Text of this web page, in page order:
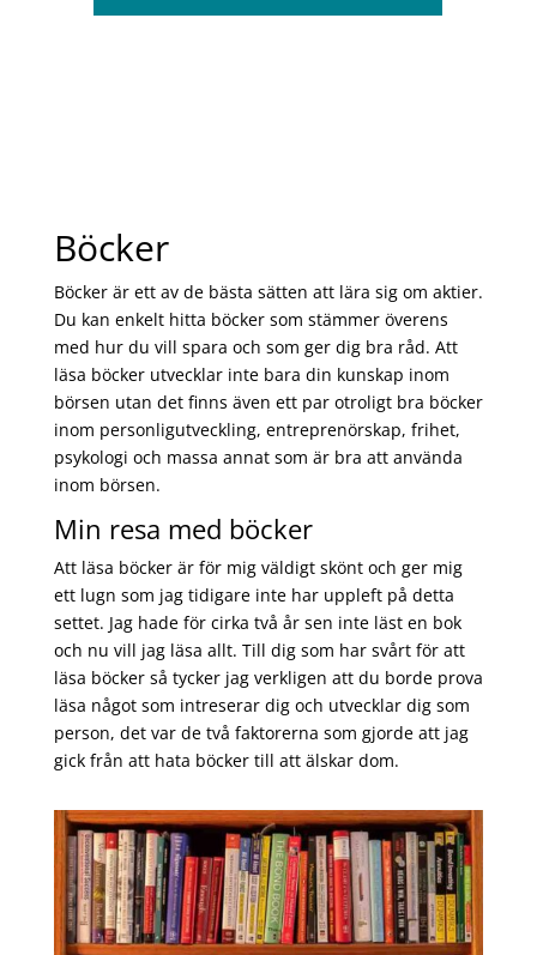
Böcker
Böcker är ett av de bästa sätten att lära sig om aktier.
Du kan enkelt hitta böcker som stämmer överens
med hur du vill spara och som ger dig bra råd. Att
läsa böcker utvecklar inte bara din kunskap inom
börsen utan det finns även ett par otroligt bra böcker
inom personligutveckling, entreprenörskap, frihet,
psykologi och massa annat som är bra att använda
inom börsen.
Min resa med böcker
Att läsa böcker är för mig väldigt skönt och ger mig
ett lugn som jag tidigare inte har uppleft på detta
settet. Jag hade för cirka två år sen inte läst en bok
och nu vill jag läsa allt. Till dig som har svårt för att
läsa böcker så tycker jag verkligen att du borde prova
läsa något som intreserar dig och utvecklar dig som
person, det var de två faktorerna som gjorde att jag
gick från att hata böcker till att älskar dom.